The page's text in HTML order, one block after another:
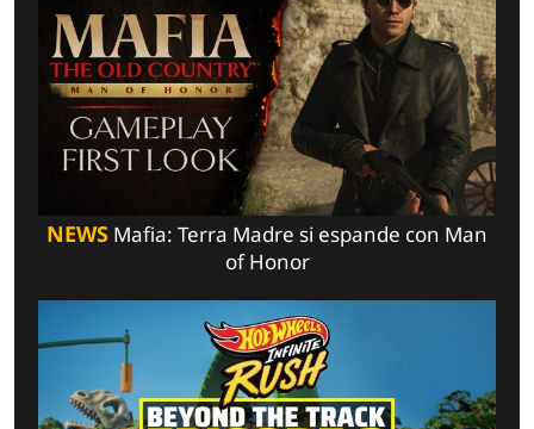
NEWS Mafia: Terra Madre si espande con Man
of Honor